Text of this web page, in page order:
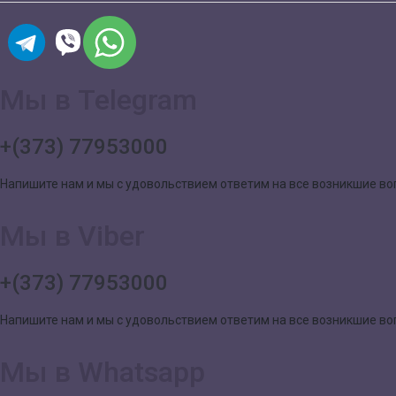
+(373) 77953000
Напишите нам и мы с удовольствием ответим на все возникшие
+(373) 77953000
Напишите нам и мы с удовольствием ответим на все возникшие